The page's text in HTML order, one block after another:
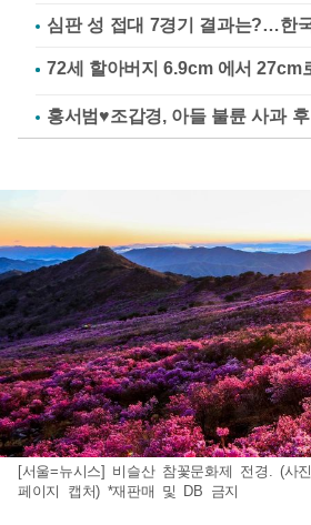
심판 성 접대 7경기 결과는?…한
홍서범♥조갑경, 아들 불륜 사과
[서울=뉴시스] 비슬산 참꽃문화제 전경. (사
페이지 캡처) *재판매 및 DB 금지